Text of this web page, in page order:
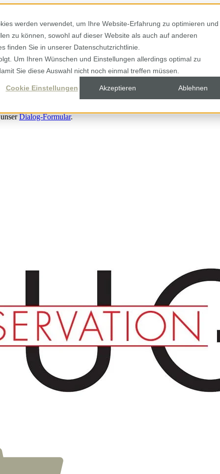
werden verwendet, um Ihre Website-Erfahrung zu optimieren und
zu können, sowohl auf dieser Website als auch auf anderen
finden Sie in unserer Datenschutzrichtlinie.
Um Ihren Wünschen und Einstellungen allerdings optimal zu
Sie diese Auswahl nicht noch einmal treffen müssen.
Cookie Einstellungen Akzeptieren Ablehnen
unserDialog-Formular.